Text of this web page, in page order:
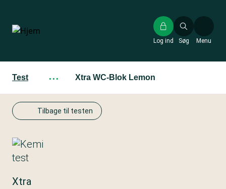
hovedindhold
Søg
Log ind Menu
Test ··· Xtra WC-Blok Lemon
Tilbage til testen
Xtra